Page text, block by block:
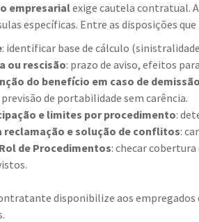
empresarialexige cautela contratual.
específicas. Entre as disposições
: identificar base de cálculo
ou rescisão: prazo de aviso, efeitos
do benefício em caso de
de portabilidade sem carência.
e limites por procedimento:
reclamação e solução de conflitos:
de Procedimentos: checar
disponibilize aos